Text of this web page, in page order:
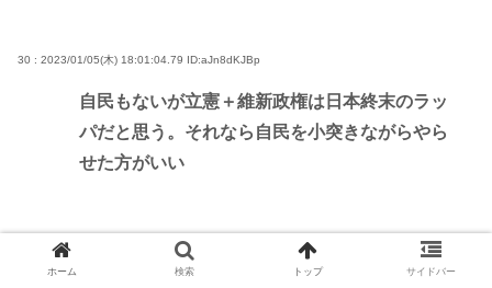
30 : 2023/01/05(木) 18:01:04.79 ID:aJn8dKJBp
自民もないが立憲＋維新政権は日本終末のラッ
パだと思う。それなら自民を小突きながらやら
せた方がいい
31 : 2023/01/05(木) 18:01:09.90ID:5kma8gLS0
ホーム 検索 トップ サイドバー